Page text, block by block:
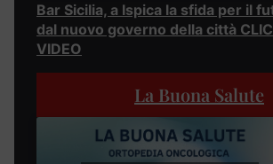
Bar Sicilia, a Ispica la sfida per il
dal nuovo governo della città
VIDEO
La Buona Salute